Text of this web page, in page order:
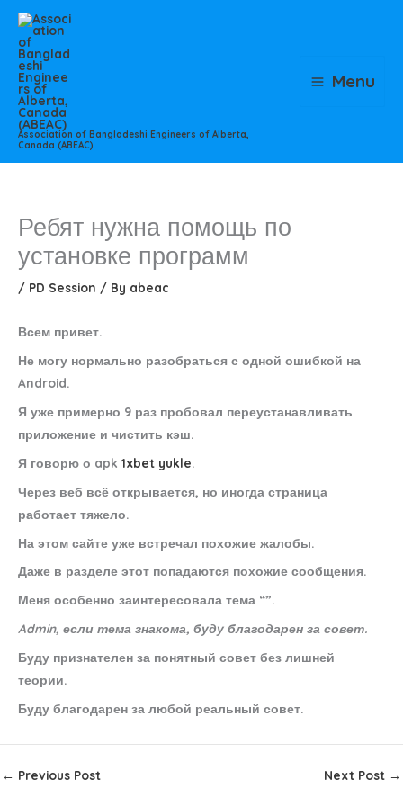
Skip
content
Association of Bangladeshi Engineers of Alberta,
Canada (ABEAC)
Menu
Ребят нужна помощь по
установке программ
/ PD Session / By abeac
Всем привет.
Не могу нормально разобраться с одной ошибкой на
Android.
Я уже примерно 9 раз пробовал переустанавливать
приложение и чистить кэш.
Я говорю о apk 1xbet yukle.
Через веб всё открывается, но иногда страница
работает тяжело.
На этом сайте уже встречал похожие жалобы.
Даже в разделе этот попадаются похожие сообщения.
Меня особенно заинтересовала тема “”.
Admin, если тема знакома, буду благодарен за совет.
Буду признателен за понятный совет без лишней
теории.
Буду благодарен за любой реальный совет.
← Previous Post Next Post →